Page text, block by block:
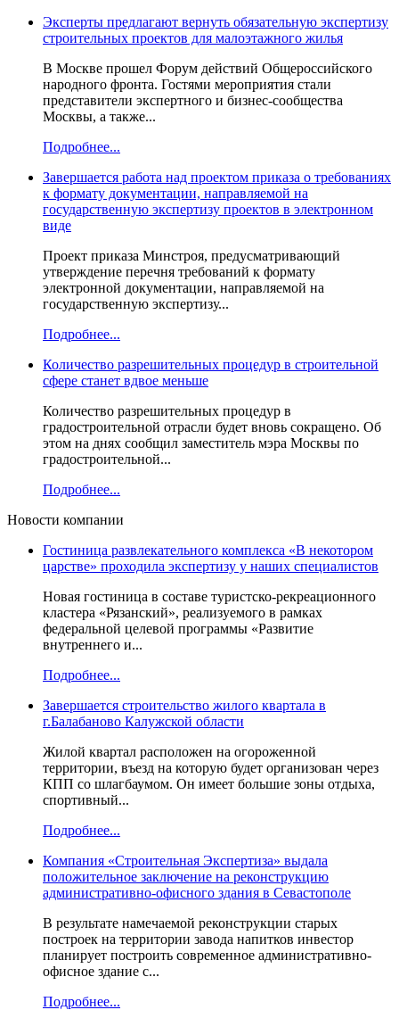
Эксперты предлагают вернуть обязательную экспертизу
строительных проектов для малоэтажного жилья
В Москве прошел Форум действий Общероссийского
народного фронта. Гостями мероприятия стали
представители экспертного и бизнес-сообщества
Москвы, а также...
Подробнее...
Завершается работа над проектом приказа о требованиях
к формату документации, направляемой на
государственную экспертизу проектов в электронном
виде
Проект приказа Минстроя, предусматривающий
утверждение перечня требований к формату
электронной документации, направляемой на
государственную экспертизу...
Подробнее...
Количество разрешительных процедур в строительной
сфере станет вдвое меньше
Количество разрешительных процедур в
градостроительной отрасли будет вновь сокращено. Об
этом на днях сообщил заместитель мэра Москвы по
градостроительной...
Подробнее...
Новости компании
Гостиница развлекательного комплекса «В некотором
царстве» проходила экспертизу у наших специалистов
Новая гостиница в составе туристско-рекреационного
кластера «Рязанский», реализуемого в рамках
федеральной целевой программы «Развитие
внутреннего и...
Подробнее...
Завершается строительство жилого квартала в
г.Балабаново Калужской области
Жилой квартал расположен на огороженной
территории, въезд на которую будет организован через
КПП со шлагбаумом. Он имеет большие зоны отдыха,
спортивный...
Подробнее...
Компания «Строительная Экспертиза» выдала
положительное заключение на реконструкцию
административно-офисного здания в Севастополе
В результате намечаемой реконструкции старых
построек на территории завода напитков инвестор
планирует построить современное административно-
офисное здание с...
Подробнее...